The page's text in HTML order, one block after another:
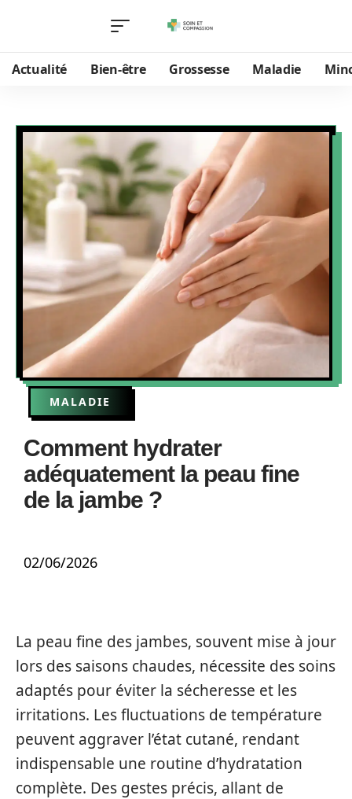
Actualité Bien-être Grossesse Maladie
MALADIE
Comment hydrater
adéquatement la peau fine
de la jambe ?
02/06/2026
La peau fine des jambes, souvent mise à jour
lors des saisons chaudes, nécessite des soins
adaptés pour éviter la sécheresse et les
irritations. Les fluctuations de température
peuvent aggraver l’état cutané, rendant
indispensable une routine d’hydratation
complète. Des gestes précis, allant de